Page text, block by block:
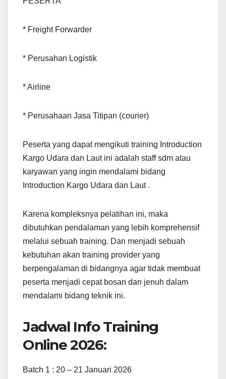
* Freight Forwarder
* Perusahan Logistik
* Airline
* Perusahaan Jasa Titipan (courier)
Peserta yang dapat mengikuti training Introduction
Kargo Udara dan Laut ini adalah staff sdm atau
karyawan yang ingin mendalami bidang
Introduction Kargo Udara dan Laut .
Karena kompleksnya pelatihan ini, maka
dibutuhkan pendalaman yang lebih komprehensif
melalui sebuah training. Dan menjadi sebuah
kebutuhan akan training provider yang
berpengalaman di bidangnya agar tidak membuat
peserta menjadi cepat bosan dan jenuh dalam
mendalami bidang teknik ini.
Jadwal Info Training
Online 2026:
Batch 1 : 20 – 21 Januari 2026